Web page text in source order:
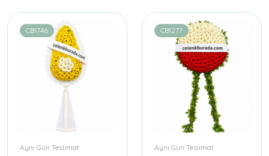
CB1746
Aynı Gün Teslimat
CB1277
Aynı Gün Teslimat